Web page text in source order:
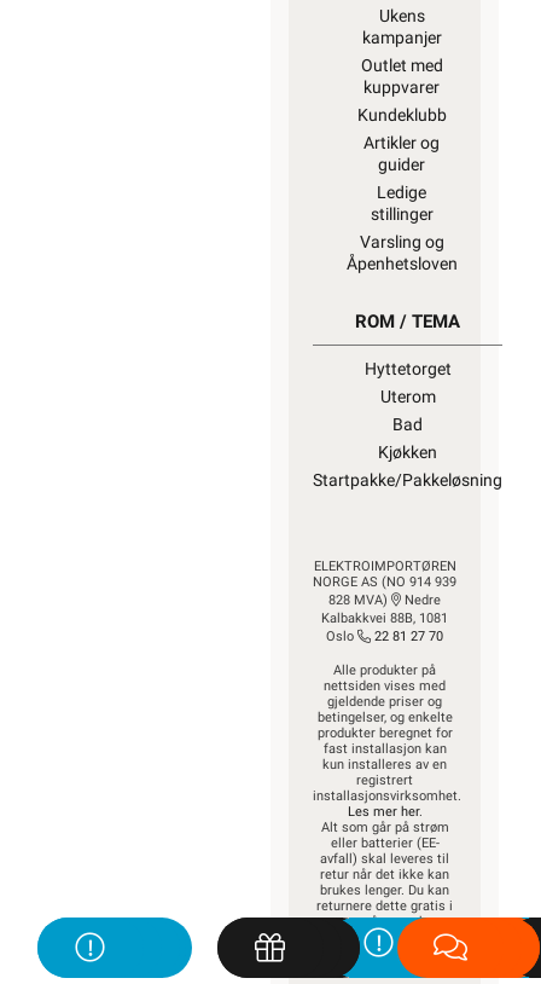
Ukens
kampanjer
Outlet med
kuppvarer
Kundeklubb
Artikler og
guider
Ledige
stillinger
Varsling og
Åpenhetsloven
ROM / TEMA
Hyttetorget
Uterom
Bad
Kjøkken
Startpakke/Pakkeløsning
ELEKTROIMPORTØREN
NORGE AS (NO 914 939
828 MVA)
Nedre
Kalbakkvei 88B, 1081
Oslo
22 81 27 70
Alle produkter på
nettsiden vises med
gjeldende priser og
betingelser, og enkelte
produkter beregnet for
fast installasjon kan
kun installeres av en
registrert
installasjonsvirksomhet.
Les mer her.
Alt som går på strøm
eller batterier (EE-
avfall) skal leveres til
retur når det ikke kan
brukes lenger. Du kan
returnere dette gratis i
en av våre varehus
og/eller andre butikker
som selger samme
type varer.
Les mer her